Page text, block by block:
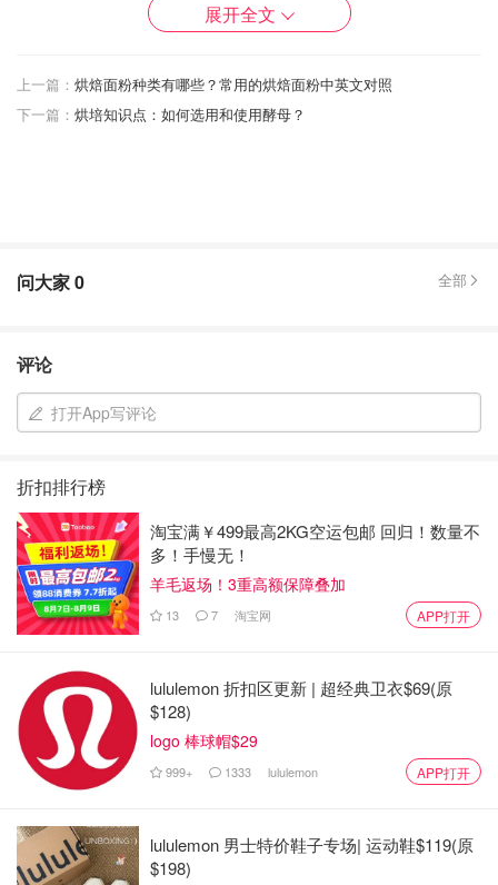
对这种果树对土壤的要求不高，挺好活的。
展开全文
上一篇： 烘焙面粉种类有哪些？常用的烘焙面粉中英文对照
下一篇： 烘培知识点：如何选用和使用酵母？
问大家0 全部
评论
打开App写评论
折扣排行榜
淘宝满￥499最高2KG空运包邮 回归！数量不
多！手慢无！
羊毛返场！3重高额保障叠加
13 7 淘宝网 APP打开
lululemon 折扣区更新 | 超经典卫衣$69(原
$128)
logo 棒球帽$29
999+ 1333 lululemon APP打开
lululemon 男士特价鞋子专场| 运动鞋$119(原
$198)